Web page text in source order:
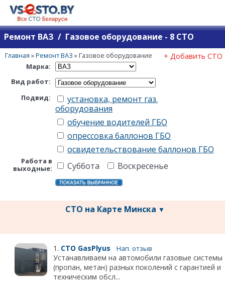
Ремонт ВАЗ / Газовое оборудование - 8 СТО
Главная »Ремонт ВАЗ »Газовое оборудование + Добавить СТО
Марка:
Вид работ:
Подвид:
установка, ремонт газ.
оборудования
обучение водителей ГБО
опрессовка баллонов ГБО
освидетельствование баллонов ГБО
Работа в
выходные:
Суббота Воскресенье
СТО на Карте Минска ▼
1. СТО GasPlyus Нап. отзыв
Устанавливаем на автомобили газовые системы
(пропан, метан) разных поколений с гарантией и
техническим обсл...